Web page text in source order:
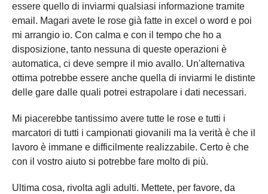
essere quello di inviarmi qualsiasi informazione tramite
email. Magari avete le rose già fatte in excel o word e poi
mi arrangio io. Con calma e con il tempo che ho a
disposizione, tanto nessuna di queste operazioni è
automatica, ci deve sempre il mio avallo. Un'alternativa
ottima potrebbe essere anche quella di inviarmi le distinte
delle gare dalle quali potrei estrapolare i dati necessari.
Mi piacerebbe tantissimo avere tutte le rose e tutti i
marcatori di tutti i campionati giovanili ma la verità è che il
lavoro è immane e difficilmente realizzabile. Certo è che
con il vostro aiuto si potrebbe fare molto di più.
Ultima cosa, rivolta agli adulti. Mettete, per favore, da